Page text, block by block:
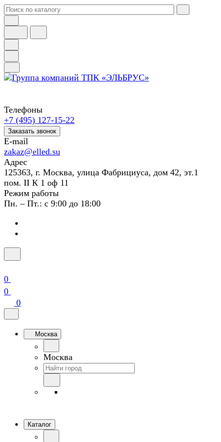
Телефоны
+7 (495) 127-15-22
Заказать звонок
E-mail
zakaz@elled.su
Адрес
125363, г. Москва, улица Фабрициуса, дом 42, эт.1
пом. II К 1 оф 11
Режим работы
Пн. – Пт.: с 9:00 до 18:00
0
0
0
Москва
Москва
Каталог